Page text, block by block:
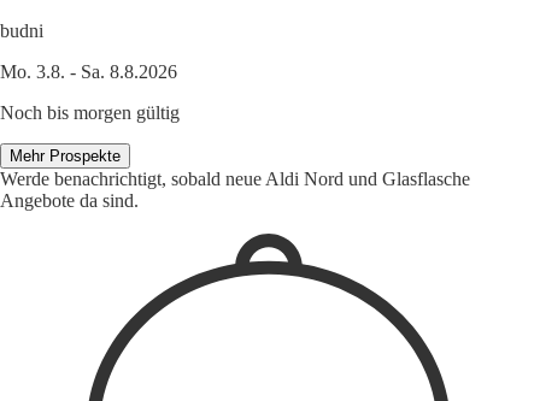
budni
Mo. 3.8. - Sa. 8.8.2026
Noch bis morgen gültig
Mehr Prospekte
Werde benachrichtigt, sobald neue Aldi Nord und Glasflasche
Angebote da sind.